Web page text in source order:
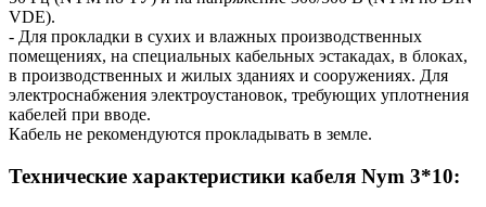
VDE).
- Для прокладки в сухих и влажных производственных
помещениях, на специальных кабельных эстакадах, в блоках,
в производственных и жилых зданиях и сооружениях. Для
электроснабжения электроустановок, требующих уплотнения
кабелей при вводе.
Кабель не рекомендуются прокладывать в земле.
Технические характеристики кабеля Nym 3*10: